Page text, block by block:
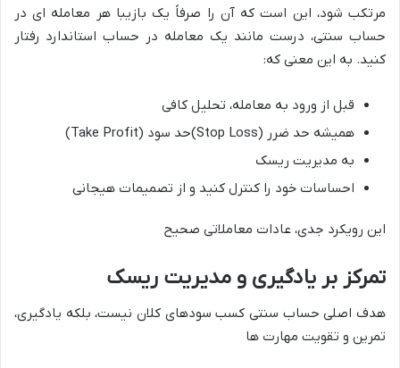
مرتکب شود، این است که آن را صرفاً یک بازیبا هر معامله ای در
حساب سنتی، درست مانند یک معامله در حساب استاندارد رفتار
کنید. به این معنی که:
قبل از ورود به معامله، تحلیل کافی
همیشه حد ضرر (Stop Loss)
حد سود (Take Profit)
به مدیریت ریسک
احساسات خود را کنترل کنید و از تصمیمات هیجانی
این رویکرد جدی، عادات معاملاتی صحیح
تمرکز بر یادگیری و مدیریت ریسک
هدف اصلی حساب سنتی کسب سودهای کلان نیست، بلکه یادگیری،
تمرین و تقویت مهارت ها